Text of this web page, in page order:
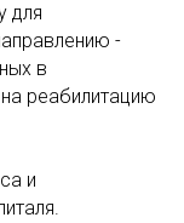
для
-
в
реабилитацию
и